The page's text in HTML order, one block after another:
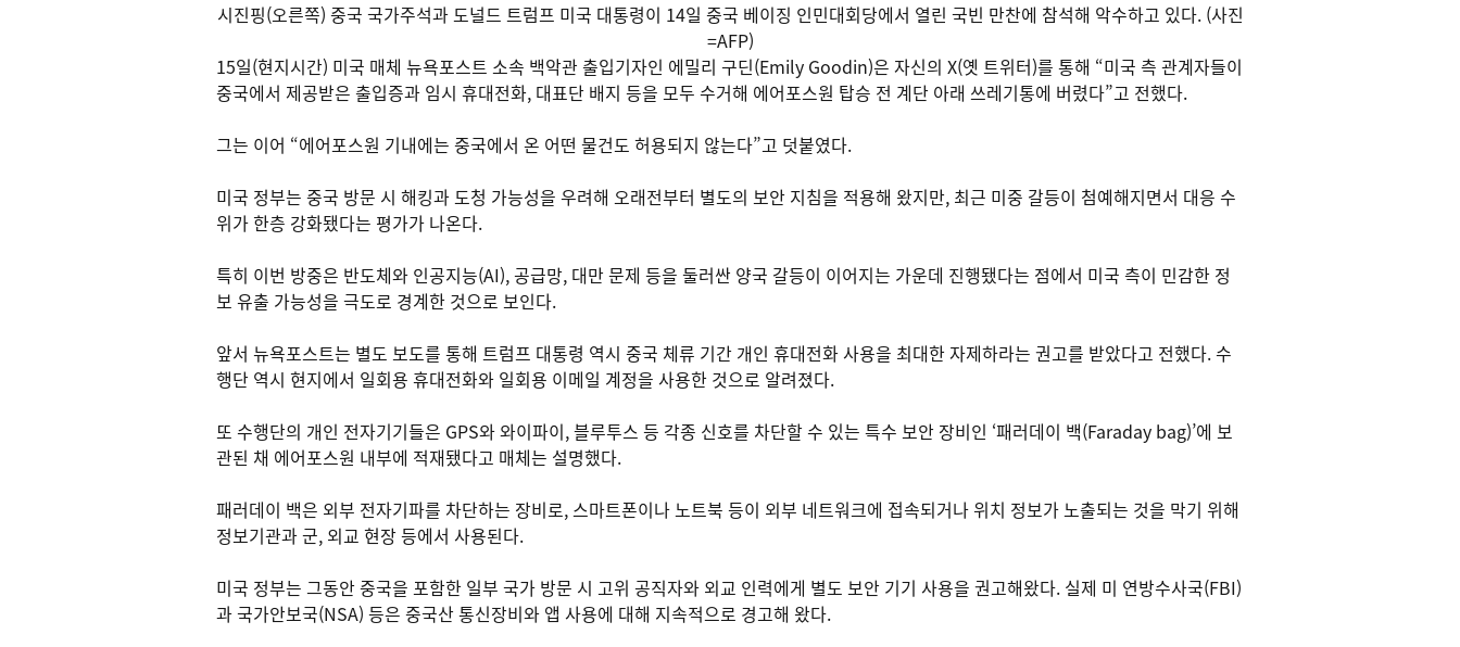
시진핑(오른쪽) 중국 국가주석과 도널드 트럼프 미국 대통령이 14일 중국 베이징 인민대회당에서 열린 국빈 만찬에 참석해 악수하고 있다. (사진
=AFP)
15일(현지시간) 미국 매체 뉴욕포스트 소속 백악관 출입기자인 에밀리 구딘(Emily Goodin)은 자신의 X(옛 트위터)를 통해 “미국 측 관계자들이
중국에서 제공받은 출입증과 임시 휴대전화, 대표단 배지 등을 모두 수거해 에어포스원 탑승 전 계단 아래 쓰레기통에 버렸다”고 전했다.
그는 이어 “에어포스원 기내에는 중국에서 온 어떤 물건도 허용되지 않는다”고 덧붙였다.
미국 정부는 중국 방문 시 해킹과 도청 가능성을 우려해 오래전부터 별도의 보안 지침을 적용해 왔지만, 최근 미중 갈등이 첨예해지면서 대응 수
위가 한층 강화됐다는 평가가 나온다.
특히 이번 방중은 반도체와 인공지능(AI), 공급망, 대만 문제 등을 둘러싼 양국 갈등이 이어지는 가운데 진행됐다는 점에서 미국 측이 민감한 정
보 유출 가능성을 극도로 경계한 것으로 보인다.
앞서 뉴욕포스트는 별도 보도를 통해 트럼프 대통령 역시 중국 체류 기간 개인 휴대전화 사용을 최대한 자제하라는 권고를 받았다고 전했다. 수
행단 역시 현지에서 일회용 휴대전화와 일회용 이메일 계정을 사용한 것으로 알려졌다.
또 수행단의 개인 전자기기들은 GPS와 와이파이, 블루투스 등 각종 신호를 차단할 수 있는 특수 보안 장비인 ‘패러데이 백(Faraday bag)’에 보
관된 채 에어포스원 내부에 적재됐다고 매체는 설명했다.
패러데이 백은 외부 전자기파를 차단하는 장비로, 스마트폰이나 노트북 등이 외부 네트워크에 접속되거나 위치 정보가 노출되는 것을 막기 위해
정보기관과 군, 외교 현장 등에서 사용된다.
미국 정부는 그동안 중국을 포함한 일부 국가 방문 시 고위 공직자와 외교 인력에게 별도 보안 기기 사용을 권고해왔다. 실제 미 연방수사국(FBI)
과 국가안보국(NSA) 등은 중국산 통신장비와 앱 사용에 대해 지속적으로 경고해 왔다.